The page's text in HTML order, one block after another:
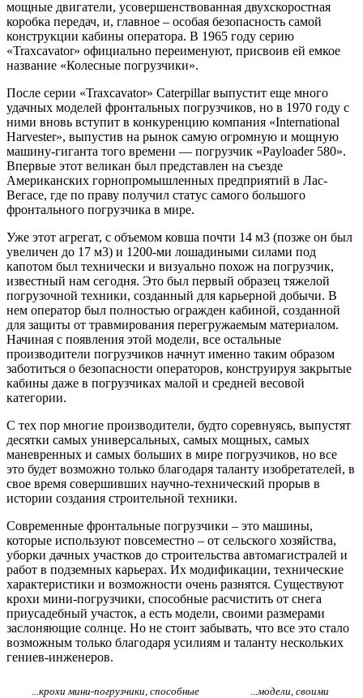
мощные двигатели, усовершенствованная двухскоростная
коробка передач, и, главное – особая безопасность самой
конструкции кабины оператора. В 1965 году серию
«Traxcavator» официально переименуют, присвоив ей емкое
название «Колесные погрузчики».
После серии «Traxcavator» Caterpillar выпустит еще много
удачных моделей фронтальных погрузчиков, но в 1970 году с
ними вновь вступит в конкуренцию компания «International
Harvester», выпустив на рынок самую огромную и мощную
машину-гиганта того времени — погрузчик «Payloader 580».
Впервые этот великан был представлен на съезде
Американских горнопромышленных предприятий в Лас-
Вегасе, где по праву получил статус самого большого
фронтального погрузчика в мире.
Уже этот агрегат, с объемом ковша почти 14 м3 (позже он был
увеличен до 17 м3) и 1200-ми лошадиными силами под
капотом был технически и визуально похож на погрузчик,
известный нам сегодня. Это был первый образец тяжелой
погрузочной техники, созданный для карьерной добычи. В
нем оператор был полностью огражден кабиной, созданной
для защиты от травмирования перегружаемым материалом.
Начиная с появления этой модели, все остальные
производители погрузчиков начнут именно таким образом
заботиться о безопасности операторов, конструируя закрытые
кабины даже в погрузчиках малой и средней весовой
категории.
С тех пор многие производители, будто соревнуясь, выпустят
десятки самых универсальных, самых мощных, самых
маневренных и самых больших в мире погрузчиков, но все
это будет возможно только благодаря таланту изобретателей, в
свое время совершивших научно-технический прорыв в
истории создания строительной техники.
Современные фронтальные погрузчики – это машины,
которые используют повсеместно – от сельского хозяйства,
уборки дачных участков до строительства автомагистралей и
работ в подземных карьерах. Их модификации, технические
характеристики и возможности очень разнятся. Существуют
крохи мини-погрузчики, способные расчистить от снега
приусадебный участок, а есть модели, своими размерами
заслоняющие солнце. Но не стоит забывать, что все это стало
возможным только благодаря усилиям и таланту нескольких
гениев-инженеров.
...крохи мини-погрузчики, способные
...модели, своими